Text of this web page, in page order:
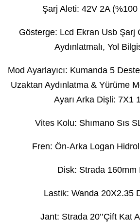
Şarj Aleti: 42V 2A
Gösterge: Lcd Ekran Usb Şarj
Aydınlatmalı, Yol
Mod Ayarlayıcı: Kumanda 5
Uzaktan Aydınlatma & Yürüme
Ayarı Arka Dişli: 7X1
Vites Kolu: Shımano Sıs
Fren: Ön-Arka Logan
Disk: Strada 160mm
Lastik: Wanda 20X2.35
Jant: Strada 20’’Çift Kat